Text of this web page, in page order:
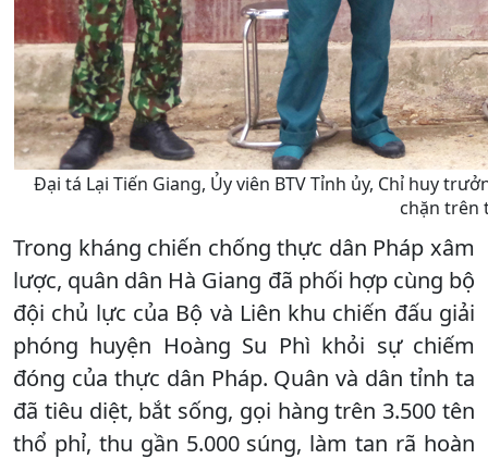
Đại tá Lại Tiến Giang, Ủy viên BTV Tỉnh ủy, Chỉ huy
chặn trên
Trong kháng chiến chống thực dân Pháp xâm
lược, quân dân Hà Giang đã phối hợp cùng bộ
đội chủ lực của Bộ và Liên khu chiến đấu giải
phóng huyện Hoàng Su Phì khỏi sự chiếm
đóng của thực dân Pháp. Quân và dân tỉnh ta
đã tiêu diệt, bắt sống, gọi hàng trên 3.500 tên
thổ phỉ, thu gần 5.000 súng, làm tan rã hoàn